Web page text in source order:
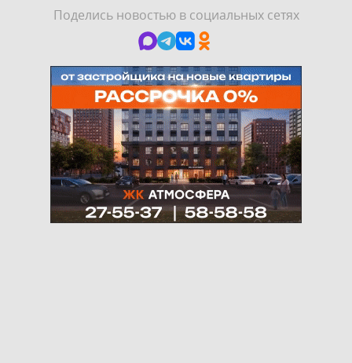
Поделись новостью в социальных сетях